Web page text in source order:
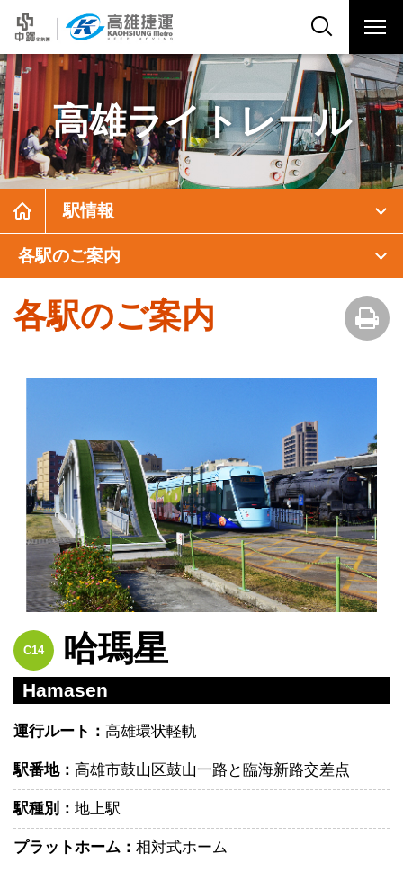
高雄ライトレール
駅情報
各駅のご案内
各駅のご案内
C14 哈瑪星
Hamasen
運行ルート： 高雄環状軽軌
駅番地： 高雄市鼓山区鼓山一路と臨海新路交差点
駅種別： 地上駅
プラットホーム： 相対式ホーム